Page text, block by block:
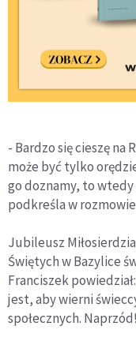
- Bardzo się cieszę na
może być tylko
go doznamy, to wtedy
podkreśla w rozmowie
Jubileusz
Świętych w Bazylice
Franciszek
jest, aby wierni
społecznych.